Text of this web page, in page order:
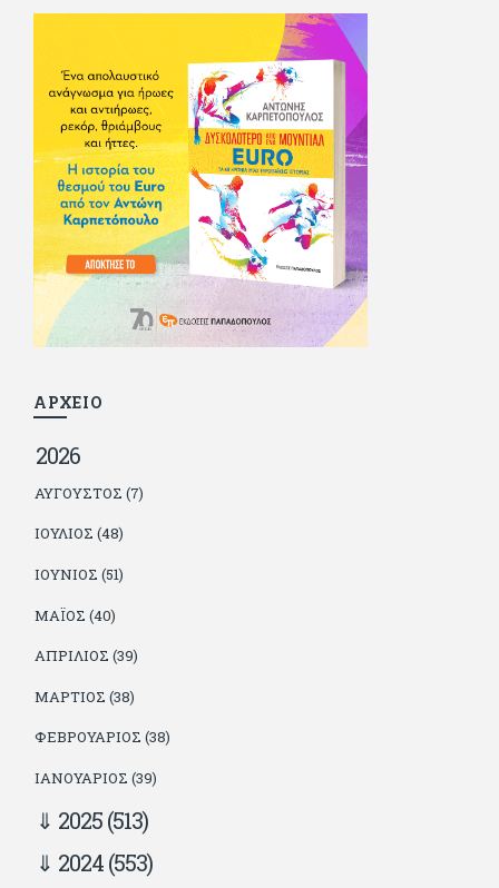
ταινίες κι έγραφε και στο περιοδικό Σινεμά, είχε κάποιες
αισθηματικές περιπέτειες που σκόρπισαν γέλιο στους φίλους
του - αν όχι και στον ίδιο. Πήγε στρατό κανονικά στα σύνορα
και διατήρησε μια καλή σχέση με την οικογένεια του, την
οποία αισθάνεται πως διάφορες φορές έφερε σε δύσκολη
θέση. Κείμενο με την υπογραφή του πρωτοδημοσιεύτηκε στο
Φίλαθλο το 1992. Επέστρεψε οριστικά στην Ελλάδα το 1998,
δούλεψε για πολλούς (αφού δυσκολεύεται να πει όχι), και
κάποιοι, αν όχι και όλοι, τον πλήρωσαν κι έμειναν και
ευχαριστημένοι από τη συνεργασία. Σήμερα πλέον εργάζεται
στον Sport Fm (όπου έχει κλείσει εικοσαετία) και στη
Sportday. Επαίρεται ότι λίγοι έχουν δει περισσότερο
ποδόσφαιρο από τον ίδιο και θεωρεί τον εαυτό του τυχερό
γιατί είναι μέλος της γενιάς που απόλαυσε τους μεγαλύτερους
σε όλα τα σπορ. Δεν είναι παντρεμένος, αλλά θαυμάζει όσους
βρίσκουν το κουράγιο να το κάνουν. Αντίθετα από πολλούς
φίλους του δεν πληρώνει διατροφές. Ελπίζει ότι δεν έχει
παιδιά. Απειλεί ότι θα γράφει όσο υπάρχουν άνθρωποι που
ΑΡΧΕΙΟ
2026
ΑΎΓΟΥΣΤΟΣ (7)
ΙΟΎΛΙΟΣ (48)
ΙΟΎΝΙΟΣ (51)
ΜΆΙΟΣ (40)
ΑΠΡΊΛΙΟΣ (39)
ΜΆΡΤΙΟΣ (38)
ΦΕΒΡΟΥΆΡΙΟΣ (38)
ΙΑΝΟΥΆΡΙΟΣ (39)
2025(513)
2024(553)